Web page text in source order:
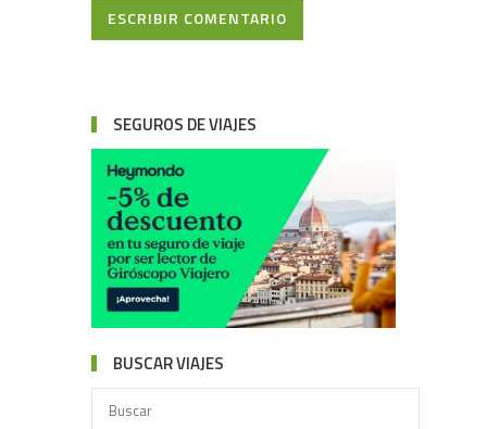
ESCRIBIR COMENTARIO
SEGUROS DE VIAJES
BUSCAR VIAJES